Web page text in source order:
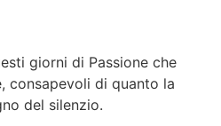
giorni di Passione che
consapevoli di quanto la
del silenzio.